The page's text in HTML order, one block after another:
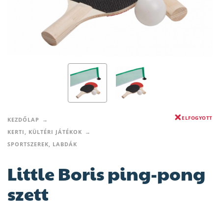
KEZDŐLAP
KERTI, KÜLTÉRI JÁTÉKOK
SPORTSZEREK, LABDÁK
ELFOGYOTT
Little Boris ping-pong
szett